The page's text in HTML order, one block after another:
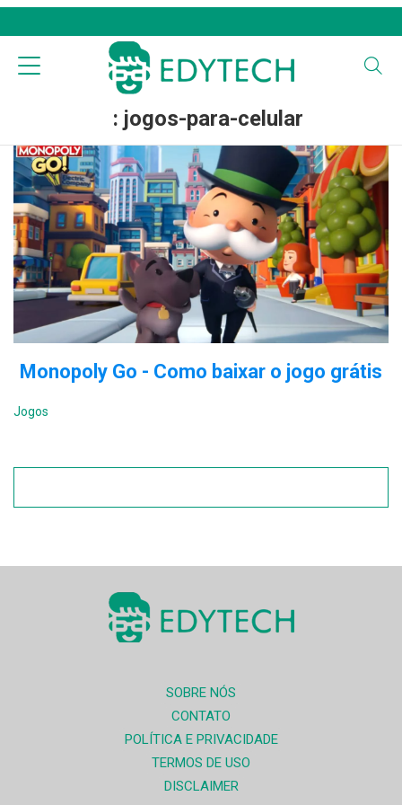
: jogos-para-celular
Monopoly Go - Como baixar o jogo grátis
Jogos
SOBRE NÓS
CONTATO
POLÍTICA E PRIVACIDADE
TERMOS DE USO
DISCLAIMER